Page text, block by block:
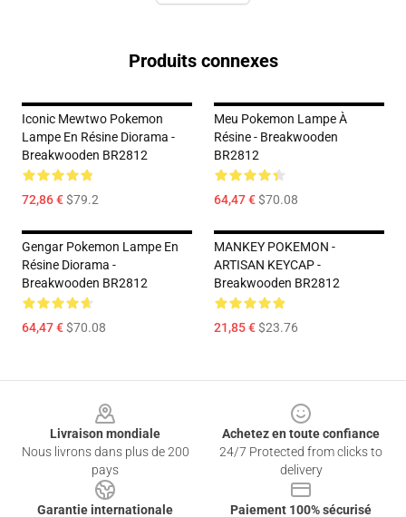
Produits connexes
Iconic Mewtwo Pokemon
Lampe En Résine Diorama -
Breakwooden BR2812
72,86 €$79.2
Meu Pokemon Lampe À
Résine - Breakwooden
BR2812
64,47 €$70.08
Gengar Pokemon Lampe En
Résine Diorama -
Breakwooden BR2812
64,47 €$70.08
MANKEY POKEMON -
ARTISAN KEYCAP -
Breakwooden BR2812
21,85 €$23.76
Livraison mondiale
Nous livrons dans plus de 200
pays
Achetez en toute confiance
24/7 Protected from clicks to
delivery
Garantie internationale
Paiement 100% sécurisé